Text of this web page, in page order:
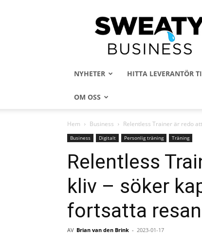
Sweaty
Business
NYHETER HITTA LEVERANTÖR
OM OSS
Hem Business Relentless Trainer är redo
Business Digitalt Personlig träning Träning
Relentless
kliv – söker
fortsatta resan
AV Brian van den Brink - 2023-01-17